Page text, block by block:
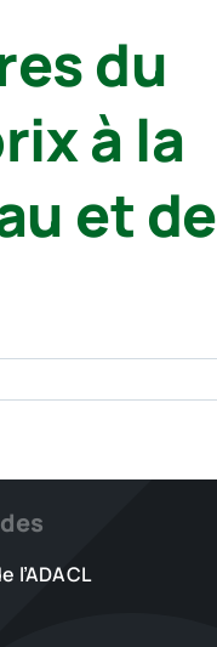
du
à la
et de
l’ADACL